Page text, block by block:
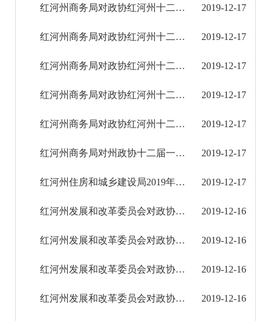
2020年
2021年
2022年
2023年
2024年
2025年
重大建设项目
重大民生信息
红河州商务局对政协红河州十二届二次会议第270号提案的答复 2019-12-17
红河州商务局对政协红河州十二届二次会议第268号提案的答复 2019-12-17
红河州商务局对政协红河州十二届二次会议第266号提案的答复 2019-12-17
红河州商务局对政协红河州十二届第二次会议第263号提案的答复 2019-12-17
红河州商务局对政协红河州十二届二次会议第126号提案的答复 2019-12-17
红河州商务局对州政协十二届一次会议第102号提案的答复 2019-12-17
红河州住房和城乡建设局2019年度州政协提案办理基本情况 2019-12-17
红河州发展和改革委员会对政协红河州十二届二次会议第109号提案的答复 2019-12-16
红河州发展和改革委员会对政协红河州十二届二次会议第28号提案的答复 2019-12-16
红河州发展和改革委员会对政协红河州十二届二次会议第27号提案的答复 2019-12-16
红河州发展和改革委员会对政协红河州十二届二次会议第25号提案的答复 2019-12-16